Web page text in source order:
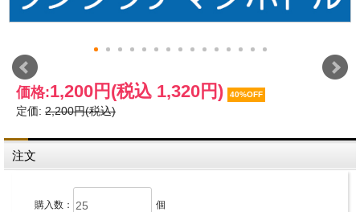
価格:1,200円 (税込 1,320円) 40%OFF
定価: 2,200円(税込)
注文
購入数： 個